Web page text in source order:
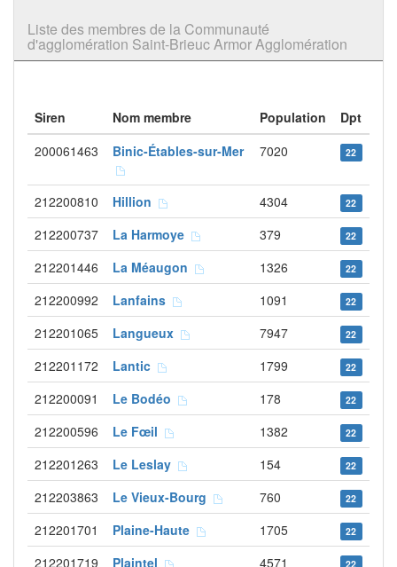
Liste des membres de la Communauté
d'agglomération Saint-Brieuc Armor Agglomération
Siren Nom membre Population
Dpt
200061463
Binic-Étables-sur-Mer 7020 22
212200810 Hillion 4304 22
212200737 La Harmoye 379 22
212201446 La Méaugon 1326 22
212200992 Lanfains 1091 22
212201065 Langueux 7947 22
212201172 Lantic 1799 22
212200091 Le Bodéo 178 22
212200596 Le Fœil 1382 22
212201263 Le Leslay 154 22
212203863 Le Vieux-Bourg 760 22
212201701 Plaine-Haute 1705 22
212201719 Plaintel 4571 22